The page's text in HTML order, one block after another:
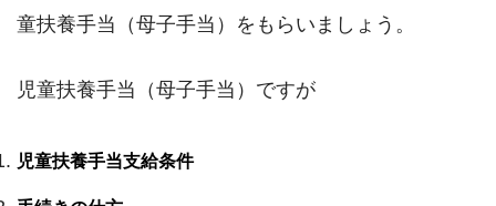
童扶養手当（母子手当）をもらいましょう。
児童扶養手当（母子手当）ですが
児童扶養手当支給条件